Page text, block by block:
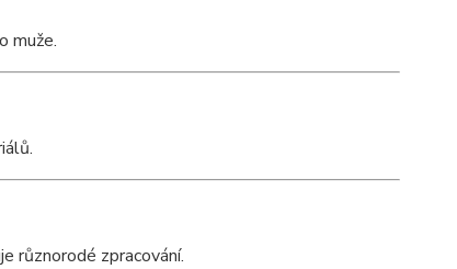
muže.
různorodé zpracování.